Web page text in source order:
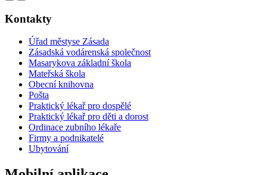
Kontakty
Úřad městyse Zásada
Zásadská vodárenská společnost
Masarykova základní škola
Mateřská škola
Obecní knihovna
Pošta
Praktický lékař pro dospělé
Praktický lékař pro děti a dorost
Ordinace zubního lékaře
Firmy a podnikatelé
Ubytování